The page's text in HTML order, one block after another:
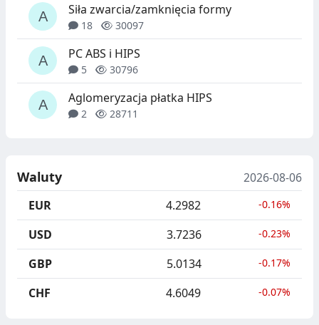
Siła zwarcia/zamknięcia formy
18 30097
PC ABS i HIPS
5 30796
Aglomeryzacja płatka HIPS
2 28711
Waluty
2026-08-06
EUR
4.2982 -0.16%
USD 3.7236 -0.23%
GBP 5.0134 -0.17%
CHF 4.6049 -0.07%